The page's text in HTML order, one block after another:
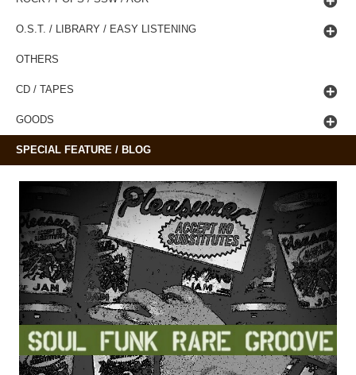
O.S.T. / LIBRARY / EASY LISTENING
OTHERS
CD / TAPES
GOODS
SPECIAL FEATURE / BLOG